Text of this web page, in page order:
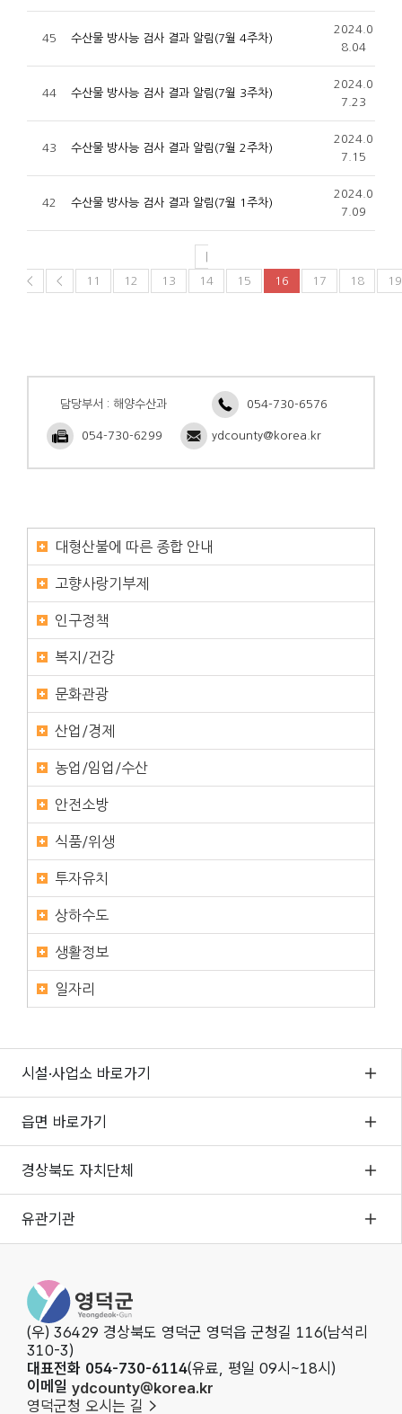
45 수산물 방사능 검사 결과 알림(7월 4주차)
2024.0
8.04
44 수산물 방사능 검사 결과 알림(7월 3주차)
2024.0
7.23
43 수산물 방사능 검사 결과 알림(7월 2주차)
2024.0
7.15
42 수산물 방사능 검사 결과 알림(7월 1주차)
2024.0
7.09
< < 11 12 13 14 15 16 17 18 19
담당부서 : 해양수산과 054-730-6576
054-730-6299 ydcounty@korea.kr
대형산불에 따른 종합 안내
고향사랑기부제
인구정책
복지/건강
문화관광
산업/경제
농업/임업/수산
안전소방
식품/위생
투자유치
상하수도
생활정보
일자리
시설·사업소 바로가기
읍면 바로가기
경상북도 자치단체
유관기관
영덕군청
(우) 36429 경상북도 영덕군 영덕읍 군청길 116(남석리
310-3)
대표전화 054-730-6114(유료, 평일 09시~18시)
이메일 ydcounty@korea.kr
영덕군청 오시는 길